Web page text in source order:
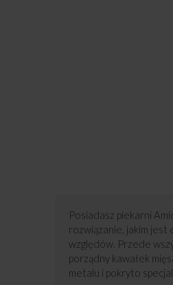
Posiadasz piekarni
rozwiązanie, jakim jest
względów. Przede
porządny kawałek
metalu i pokryto